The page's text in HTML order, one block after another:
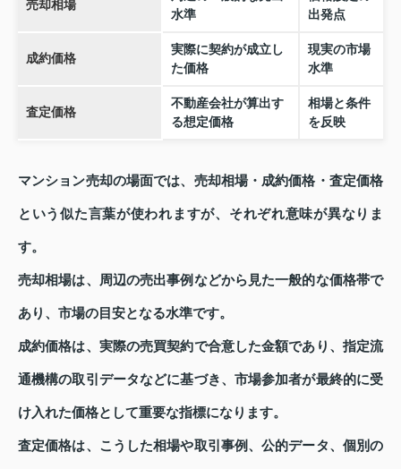
売却相場
水準
出発点
成約価格
実際に契約が成立し
た価格
現実の市場
水準
査定価格
不動産会社が算出す
る想定価格
相場と条件
を反映
マンション売却の場面では、売却相場・成約価格・査定価格
という似た言葉が使われますが、それぞれ意味が異なりま
す。
売却相場は、周辺の売出事例などから見た一般的な価格帯で
あり、市場の目安となる水準です。
成約価格は、実際の売買契約で合意した金額であり、指定流
通機構の取引データなどに基づき、市場参加者が最終的に受
け入れた価格として重要な指標になります。
査定価格は、こうした相場や取引事例、公的データ、個別の